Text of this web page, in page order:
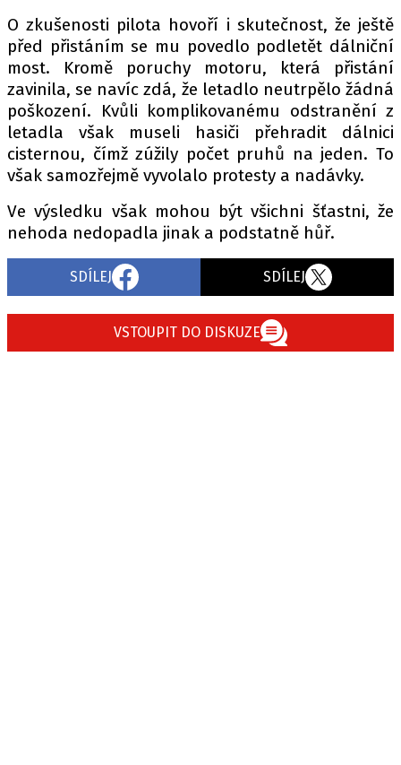
O zkušenosti pilota hovoří i skutečnost, že ještě
před přistáním se mu povedlo podletět dálniční
most. Kromě poruchy motoru, která přistání
zavinila, se navíc zdá, že letadlo neutrpělo žádná
poškození. Kvůli komplikovanému odstranění z
letadla však museli hasiči přehradit dálnici
cisternou, čímž zúžily počet pruhů na jeden. To
však samozřejmě vyvolalo protesty a nadávky.
Ve výsledku však mohou být všichni šťastni, že
nehoda nedopadla jinak a podstatně hůř.
SDÍLEJ SDÍLEJ
VSTOUPIT DO DISKUZE